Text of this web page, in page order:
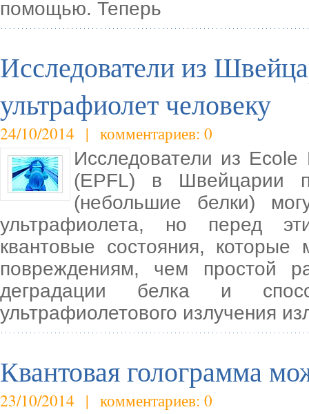
помощью. Теперь
Исследователи из
ультрафиолет человеку
24/10/2014 | комментариев: 0
Исследователи из
(EPFL) в Швейцарии
(небольшие белки)
ультрафиолета, но перед
квантовые состояния,
повреждениям, чем простой
деградации белка и
ультрафиолетового излучения
Квантовая голограмма
23/10/2014 | комментариев: 0